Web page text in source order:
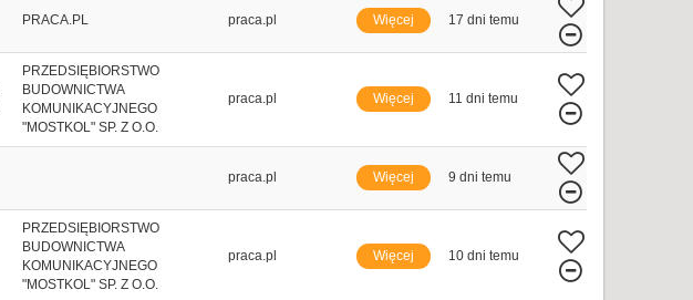
PRACA.PL praca.pl Więcej 17 dni temu
PRZEDSIĘBIORSTWO
BUDOWNICTWA
KOMUNIKACYJNEGO
"MOSTKOL" SP. Z O.O.
praca.pl Więcej 11 dni temu
praca.pl Więcej 9 dni temu
PRZEDSIĘBIORSTWO
BUDOWNICTWA
KOMUNIKACYJNEGO
"MOSTKOL" SP. Z O.O.
praca.pl Więcej 10 dni temu